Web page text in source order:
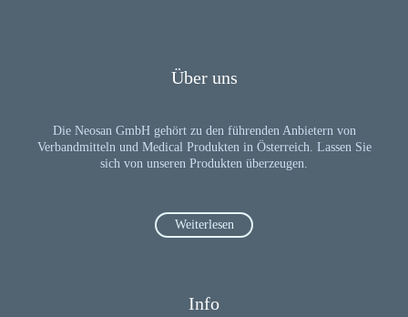
Über uns
Die Neosan GmbH gehört zu den führenden Anbietern von
Verbandmitteln und Medical Produkten in Österreich. Lassen Sie
sich von unseren Produkten überzeugen.
Weiterlesen
Info